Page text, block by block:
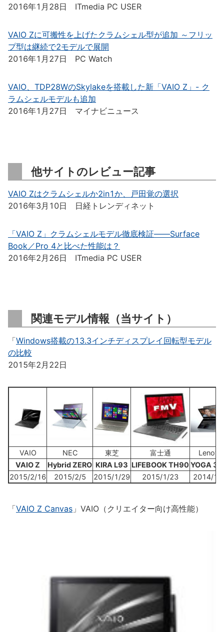
2016年1月28日 ITmedia PC USER
VAIO Zに可搬性を上げたクラムシェル型が追加 ～フリッ
プ型は継続で2モデルで展開
2016年1月27日 PC Watch
VAIO、TDP28WのSkylakeを搭載した新「VAIO Z」- ク
ラムシェルモデルも追加
2016年1月27日 マイナビニュース
他サイトのレビュー記事
VAIO Zはクラムシェルか2in1か、戸田覚の選択
2016年3月10日 日経トレンディネット
「VAIO Z」クラムシェルモデル徹底検証――Surface
Book／Pro 4と比べた性能は？
2016年2月26日 ITmedia PC USER
関連モデル情報（当サイト）
「Windows搭載の13.3インチディスプレイ回転型モデル
の比較
2015年2月22日
VAIO NEC 東芝 富士通
Lenovo
VAIO Z
Hybrid ZERO KIRA L93 LIFEBOOK TH90 YOGA 3
2015/2/16
2015/2/5 2015/1/29 2015/1/23 2014/
「VAIO Z Canvas 」VAIO（クリエイター向け高性能）